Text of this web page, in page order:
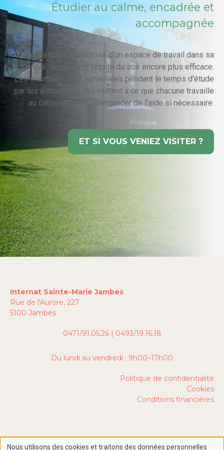
Étudier au calme, encadrée et
accompagnée
Chaque étudiante dispose d'un espace de travail dans sa
chambre, ce qui rend l'étude du soir encore plus efficace.
Les chambres sont surveillées pendant le temps d'étude
par les éducatrices, qui veillent à ce que chacune travaille
au calme et puisse demander de l'aide si nécessaire.
ET SI VOUS VENIEZ VISITER ?
Internat Sainte-Marie Jambes
Rue de l'Aurore, 227
5100 Jambes
0471/91.05.26 | 0493/19.16.18
Du lundi au vendredi : 9h00–17h00
Politique de confidentialité
Cookies
Conditions financières
Nous utilisons des cookies et traitons des données personnelles